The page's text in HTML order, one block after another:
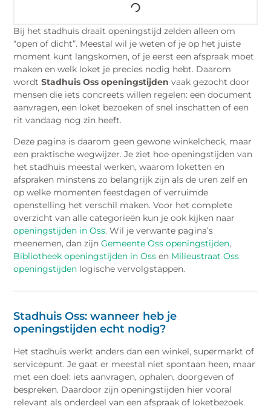
Bij het stadhuis draait openingstijd zelden alleen om
“open of dicht”. Meestal wil je weten of je op het juiste
moment kunt langskomen, of je eerst een afspraak moet
maken en welk loket je precies nodig hebt. Daarom
wordtStadhuis Oss openingstijden vaak gezocht door
mensen die iets concreets willen regelen: een document
aanvragen, een loket bezoeken of snel inschatten of een
rit vandaag nog zin heeft.
Deze pagina is daarom geen gewone winkelcheck, maar
een praktische wegwijzer. Je ziet hoe openingstijden van
het stadhuis meestal werken, waarom loketten en
afspraken minstens zo belangrijk zijn als de uren zelf en
op welke momenten feestdagen of verruimde
openstelling het verschil maken. Voor het complete
overzicht van alle categorieën kun je ook kijken naar
openingstijden in Oss. Wil je verwante pagina’s
meenemen, dan zijnGemeente Oss openingstijden,
Bibliotheek openingstijden in Oss en Milieustraat Oss
openingstijden logische vervolgstappen.
Stadhuis Oss: wanneer heb je
openingstijden echt nodig?
Het stadhuis werkt anders dan een winkel, supermarkt of
servicepunt. Je gaat er meestal niet spontaan heen, maar
met een doel: iets aanvragen, ophalen, doorgeven of
bespreken. Daardoor zijn openingstijden hier vooral
relevant als onderdeel van een afspraak of loketbezoek.